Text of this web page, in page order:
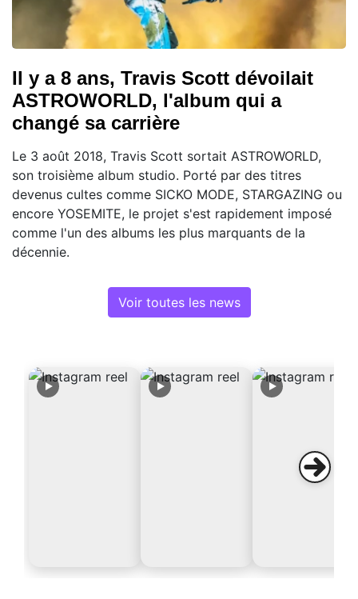
Il y a 8 ans, Travis Scott dévoilait
ASTROWORLD, l'album qui a
changé sa carrière
Le 3 août 2018, Travis Scott sortait ASTROWORLD,
son troisième album studio. Porté par des titres
devenus cultes comme SICKO MODE, STARGAZING ou
encore YOSEMITE, le projet s'est rapidement imposé
comme l'un des albums les plus marquants de la
décennie.
Voir toutes les news